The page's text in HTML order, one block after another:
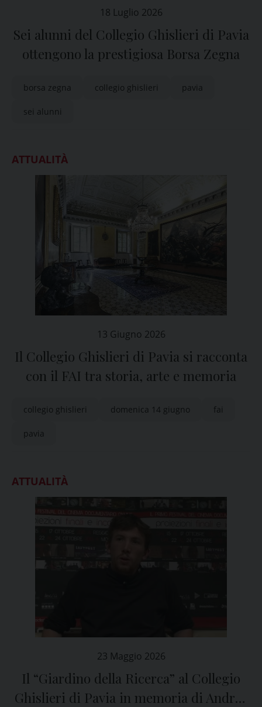
18 Luglio 2026
Sei alunni del Collegio Ghislieri di Pavia
ottengono la prestigiosa Borsa Zegna
borsa zegna collegio ghislieri pavia
sei alunni
ATTUALITÀ
13 Giugno 2026
Il Collegio Ghislieri di Pavia si racconta
con il FAI tra storia, arte e memoria
collegio ghislieri domenica 14 giugno fai
pavia
ATTUALITÀ
23 Maggio 2026
Il “Giardino della Ricerca” al Collegio
Ghislieri di Pavia in memoria di Andrea